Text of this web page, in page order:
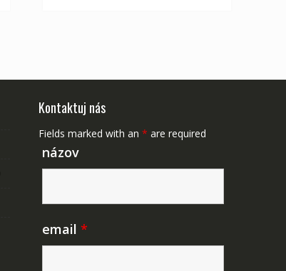
Kontaktuj nás
Fields marked with an * are required
názov
email *